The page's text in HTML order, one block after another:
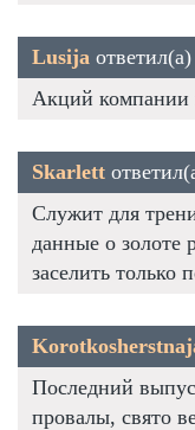
Lusija ответил(а)
Акций компании
Skarlett
Служит для
данные о золоте
заселить только
Последний
провалы, свято